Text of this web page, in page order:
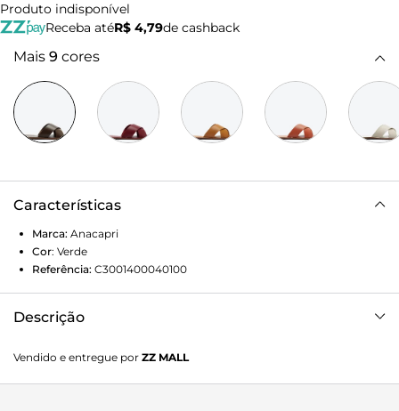
Produto indisponível
Receba atéR$ 4,79de cashback
Mais 9 cores
Características
Marca: Anacapri
Cor: Verde
Referência: C3001400040100
Descrição
verde com duas tiras grossas na gáspea que se cruzam
entre si. Palmilha nude com o nome da marca. Deixa dedos
Vendido e entregue por ZZ MALL